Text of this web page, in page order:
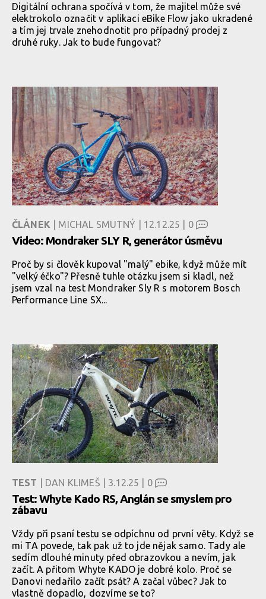
Digitální ochrana spočívá v tom, že majitel může své
elektrokolo označit v aplikaci eBike Flow jako ukradené
a tím jej trvale znehodnotit pro případný prodej z
druhé ruky. Jak to bude fungovat?
ČLÁNEK | MICHAL SMUTNÝ | 12.12.25 | 0
Video: Mondraker SLY R, generátor úsměvu
Proč by si člověk kupoval "malý" ebike, když může mít
"velký éčko"? Přesně tuhle otázku jsem si kladl, než
jsem vzal na test Mondraker Sly R s motorem Bosch
Performance Line SX...
TEST | DAN KLIMEŠ | 3.12.25 | 0
Test: Whyte Kado RS, Anglán se smyslem pro
zábavu
Vždy při psaní testu se odpíchnu od první věty. Když se
mi TA povede, tak pak už to jde nějak samo. Tady ale
sedím dlouhé minuty před obrazovkou a nevím, jak
začít. A přitom Whyte KADO je dobré kolo. Proč se
Danovi nedařilo začít psát? A začal vůbec? Jak to
vlastně dopadlo, dozvíme se to?